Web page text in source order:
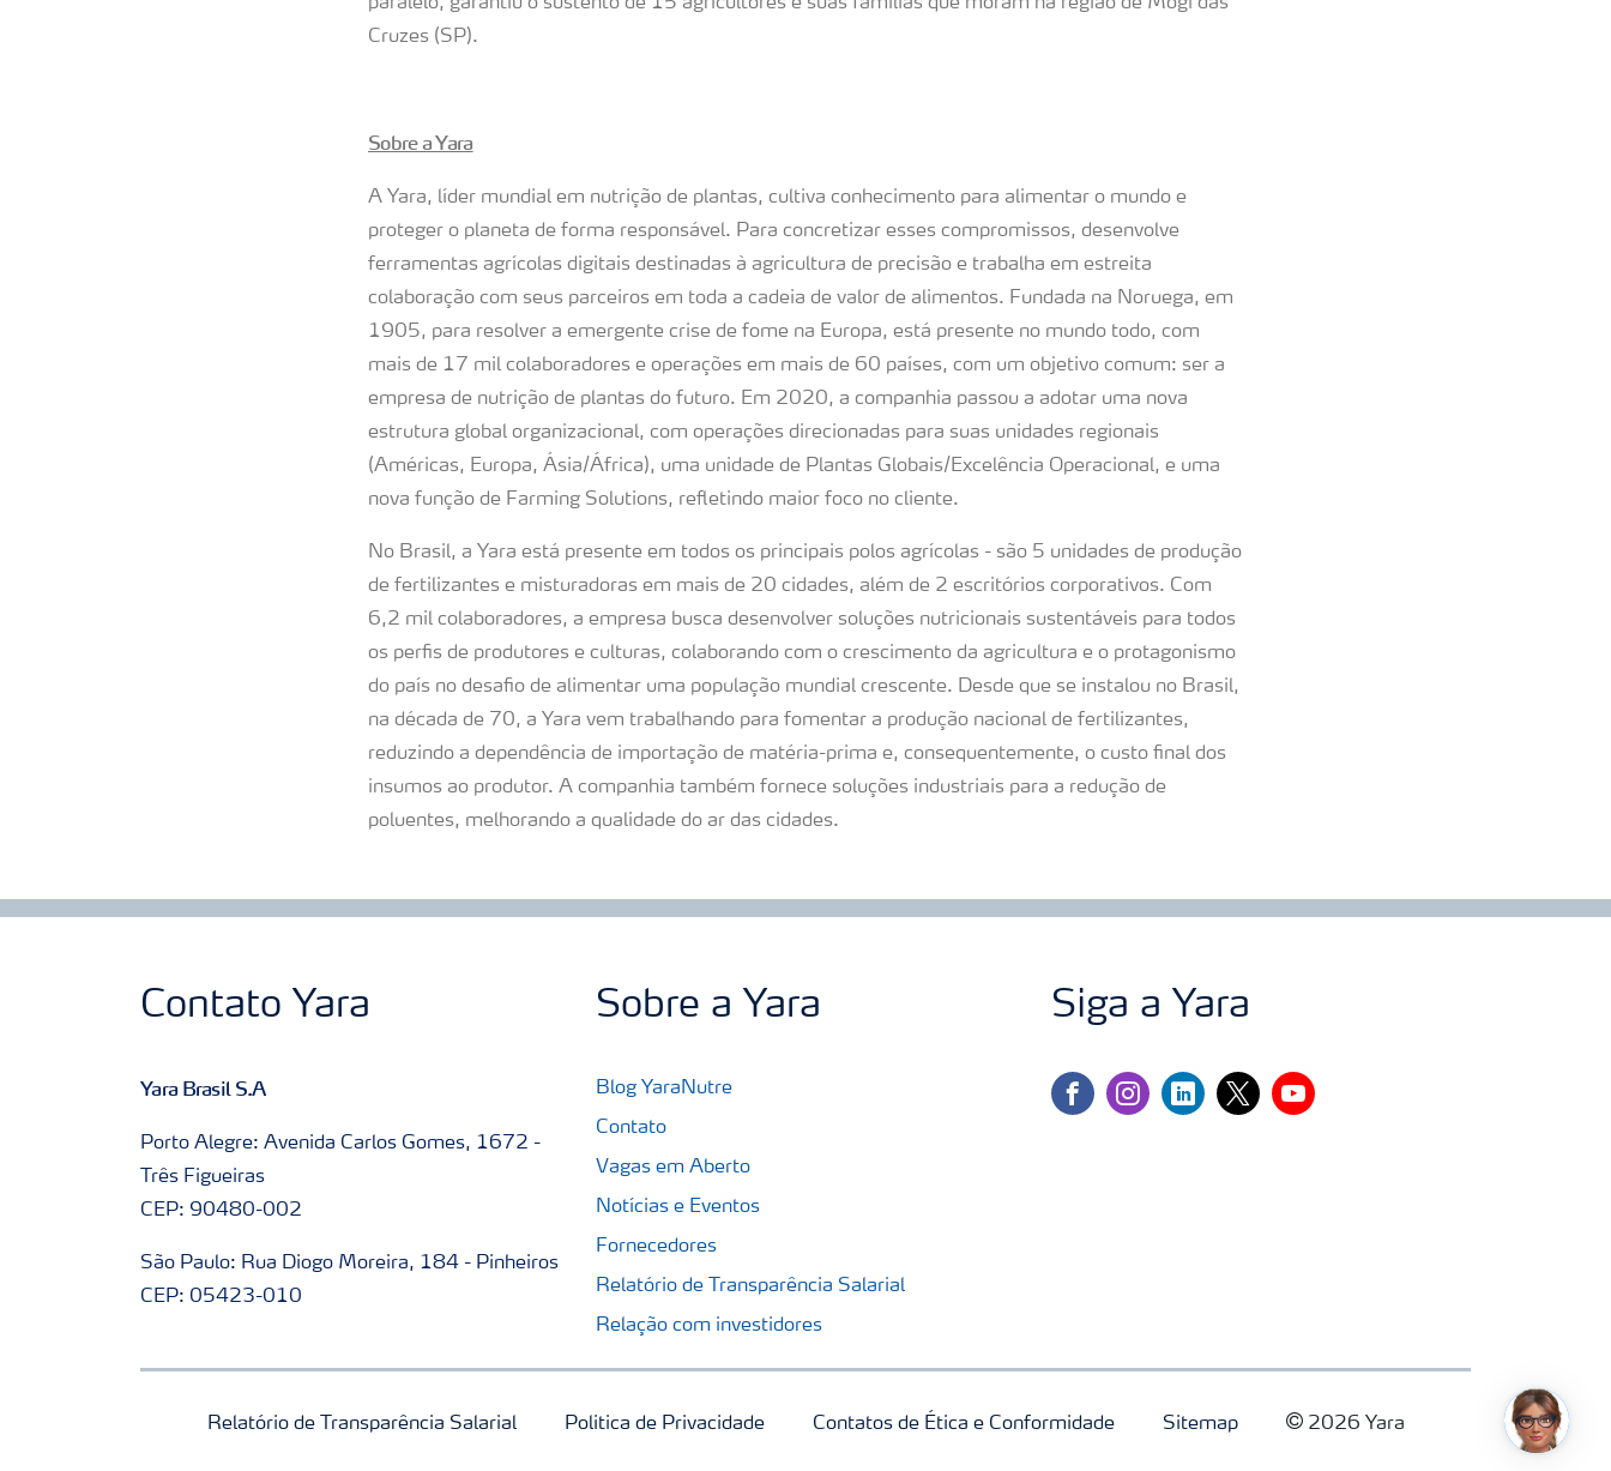
Cruzes (SP).
Sobre a Yara
A Yara, líder mundial em nutrição de plantas, cultiva conhecimento para alimentar o mundo e
proteger o planeta de forma responsável. Para concretizar esses compromissos, desenvolve
ferramentas agrícolas digitais destinadas à agricultura de precisão e trabalha em estreita
colaboração com seus parceiros em toda a cadeia de valor de alimentos. Fundada na Noruega, em
1905, para resolver a emergente crise de fome na Europa, está presente no mundo todo, com
mais de 17 mil colaboradores e operações em mais de 60 países, com um objetivo comum: ser a
empresa de nutrição de plantas do futuro. Em 2020, a companhia passou a adotar uma nova
estrutura global organizacional, com operações direcionadas para suas unidades regionais
(Américas, Europa, Ásia/África), uma unidade de Plantas Globais/Excelência Operacional, e uma
nova função de Farming Solutions, refletindo maior foco no cliente.
No Brasil, a Yara está presente em todos os principais polos agrícolas - são 5 unidades de produção
de fertilizantes e misturadoras em mais de 20 cidades, além de 2 escritórios corporativos. Com
6,2 mil colaboradores, a empresa busca desenvolver soluções nutricionais sustentáveis para todos
os perfis de produtores e culturas, colaborando com o crescimento da agricultura e o protagonismo
do país no desafio de alimentar uma população mundial crescente. Desde que se instalou no Brasil,
na década de 70, a Yara vem trabalhando para fomentar a produção nacional de fertilizantes,
reduzindo a dependência de importação de matéria-prima e, consequentemente, o custo final dos
insumos ao produtor. A companhia também fornece soluções industriais para a redução de
poluentes, melhorando a qualidade do ar das cidades.
Contato Yara
Yara Brasil S.A
Porto Alegre: Avenida Carlos Gomes, 1672 -
Três Figueiras
CEP: 90480-002
São Paulo: Rua Diogo Moreira, 184 - Pinheiros
CEP: 05423-010
Sobre a Yara
Blog YaraNutre
Contato
Vagas em Aberto
Notícias e Eventos
Fornecedores
Relatório de Transparência Salarial
Relação com investidores
Siga a Yara
facebookinstagramlinkedintwitteryoutube
Relatório de Transparência Salarial Politica de Privacidade Contatos de Ética e Conformidade Sitemap 2026 Yara